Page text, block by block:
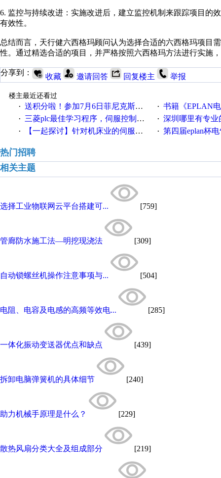
6. 监控与持续改进：实施改进后，建立监控机制来跟踪项目的
有效性。
总结而言，天行健六西格玛顾问认为选择合适的六西格玛项目
性。通过精选合适的项目，并严格按照六西格玛方法进行实施
分享到： 收藏 邀请回答 回复楼主 举报
楼主最近还看过
· 送积分啦！参加7月6日菲尼克斯在线研讨会即得 · 书籍《EPLAN
· 三菱plc最佳学习程序，伺服控制，各种报警，注释详细，看的懂，学得快！ · 深圳哪里有专业
· 【一起探讨】针对机床业的伺服系统发展，您的期望是什么？ · 第四届eplan杯电气工
热门招聘
相关主题
选择工业物联网云平台搭建可... [759]
管廊防水施工法—明挖现浇法 [309]
自动锁螺丝机操作注意事项与... [504]
电阻、电容及电感的高频等效电... [285]
一体化振动变送器优点和缺点 [439]
拆卸电脑弹簧机的具体细节 [240]
助力机械手原理是什么？ [229]
散热风扇分类大全及组成部分 [219]